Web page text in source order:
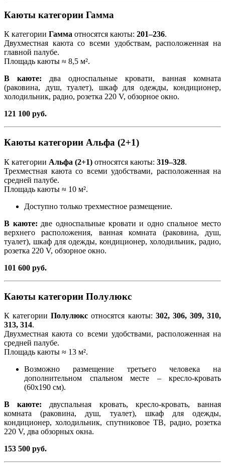
Каюты категории Гамма
К категории Гамма относятся каюты: 201–236.
Двухместная каюта со всеми удобствам, расположенная на
главной палубе.
Площадь каюты ≈ 8,5 м².
В каюте: два односпальные кровати, ванная комната
(раковина, душ, туалет), шкаф для одежды, кондиционер,
холодильник, радио, розетка 220 V, обзорное окно.
121 100 руб.
Каюты категории Альфа (2+1)
К категории Альфа (2+1) относятся каюты: 319–328.
Трехместная каюта со всеми удобствами, расположенная на
средней палубе.
Площадь каюты ≈ 10 м².
Доступно только трехместное размещение.
В каюте: две односпальные кровати и одно спальное место
верхнего расположения, ванная комната (раковина, душ,
туалет), шкаф для одежды, кондиционер, холодильник, радио,
розетка 220 V, обзорное окно.
101 600 руб.
Каюты категории Полулюкс
К категории Полулюксотносятся каюты: 302, 306, 309, 310,
313, 314.
Двухместная каюта со всеми удобствами, расположенная на
средней палубе.
Площадь каюты ≈ 13 м².
Возможно размещение третьего человека на
дополнительном спальном месте – кресло-кровать
(60х190 см).
В каюте: двуспальная кровать, кресло-кровать, ванная
комната (раковина, душ, туалет), шкаф для одежды,
кондиционер, холодильник, спутниковое ТВ, радио, розетка
220 V, два обзорных окна.
153 500 руб.